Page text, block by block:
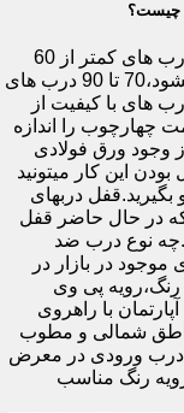
چیست؟
اولین راه وزن درب هست که به صورت کلی درب های کمتر از 60
کیلوگرم جزء درب های بی کیفیت محسوب میشود،70 تا 90 درب های
جزء درب های با کیفیت از
چهارچوب را اندازه
وجود ورق فولادی
این کار میتونید
دربهای
در حال حاضر قفل
نوع درب ضد
در بازار در
رنگ،رویه پی وی
با راهروی
شمالی و مطوب
درب ورودی در معرض
رنگ مناسب